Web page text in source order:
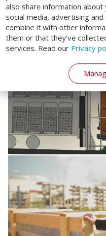
also share information
social media, advertising
combine it with other
them or that they’ve
services. Read our Privacy